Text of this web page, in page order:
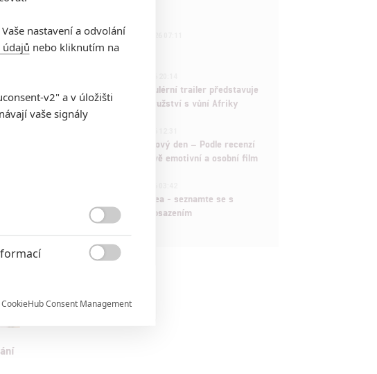
433FILM | 01.08.2026 07:11
拆彈專家
Děti krve a kostí: Regulérní trailer představuje
akční fantasy dobrodružství s vůní Afriky
Spider-Man: Zbrusu nový den – Podle recenzí
máme čekat překvapivě emotivní a osobní film
Velké preview: Odyssea - seznamte se s
maximálně nabitým obsazením
nastavení a odvolání
nebo kliknutím na
v2" a v úložišti
vaše signály

a vývoj
CookieHub Consent Management